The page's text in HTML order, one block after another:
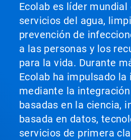
Ecolab es líder mundial
servicios del agua,
prevención de
a las personas y los
para la vida. Durante
Ecolab ha impulsado la
mediante la
basadas en la ciencia,
basada en datos,
servicios de primera